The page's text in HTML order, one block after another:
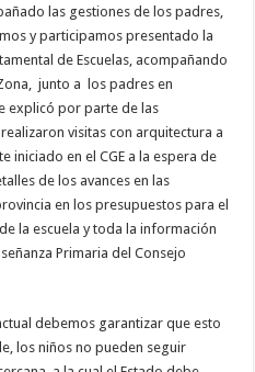
las gestiones de los padres,
y participamos presentado la
de Escuelas, acompañando
junto a los padres en
explicó por parte de las
visitas con arquitectura a
iniciado en el CGE a la espera de
de los avances en las
en los presupuestos para el
la escuela y toda la información
Primaria del Consejo
debemos garantizar que esto
los niños no pueden seguir